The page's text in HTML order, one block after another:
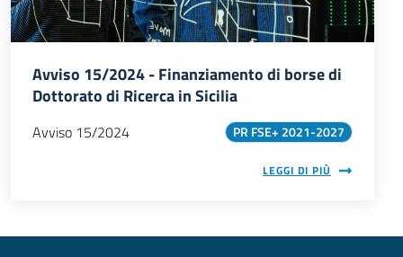
Avviso 15/2024 - Finanziamento di borse di
Dottorato di Ricerca in Sicilia
Avviso 15/2024 PR FSE+ 2021-2027
LEGGI DI PIÙ